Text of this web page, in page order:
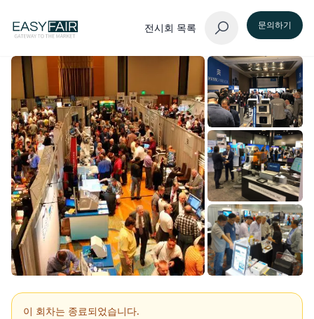
전시회 목록 문의하기
이 회차는 종료되었습니다.